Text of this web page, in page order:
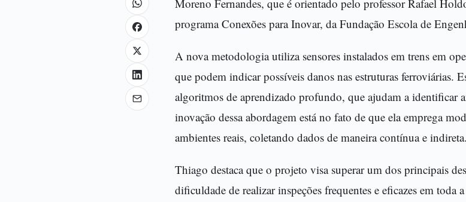
Moreno Fernandes, que é orientado pelo professor Rafael
programa Conexões para Inovar, da Fundação Escola de
A nova metodologia utiliza sensores instalados em trens em
que podem indicar possíveis danos nas estruturas ferroviárias.
algoritmos de aprendizado profundo, que ajudam a identificar
inovação dessa abordagem está no fato de que ela emprega
ambientes reais, coletando dados de maneira contínua e indireta.
Thiago destaca que o projeto visa superar um dos principais
dificuldade de realizar inspeções frequentes e eficazes em toda